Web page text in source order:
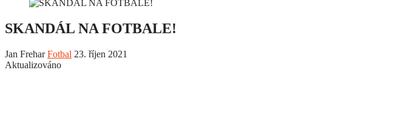
SKANDÁL NA FOTBALE!
Jan Frehar Fotbal 23. říjen 2021
Aktualizováno